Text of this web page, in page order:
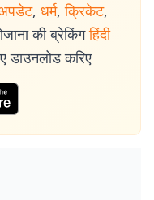
, धर्म, क्रिकेट,
की ब्रेकिंग हिंदी
करिए